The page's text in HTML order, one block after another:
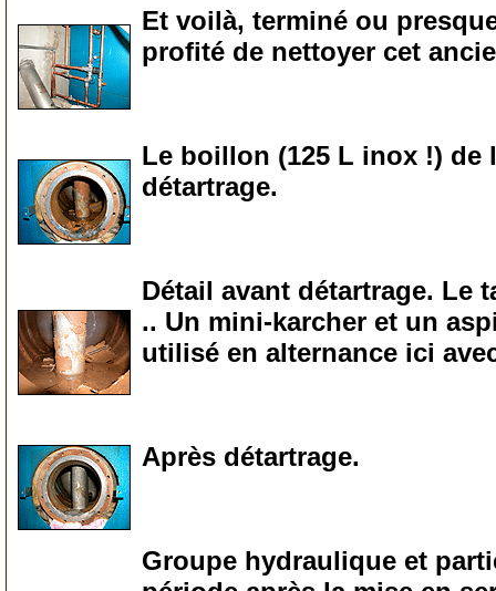
Et voilà, terminé ou
profité de nettoyer cet
Le boillon (125 L inox !) de
détartrage.
Détail avant détartrage. Le
.. Un mini-karcher et un
utilisé en alternance ici
Après détartrage.
Groupe hydraulique et